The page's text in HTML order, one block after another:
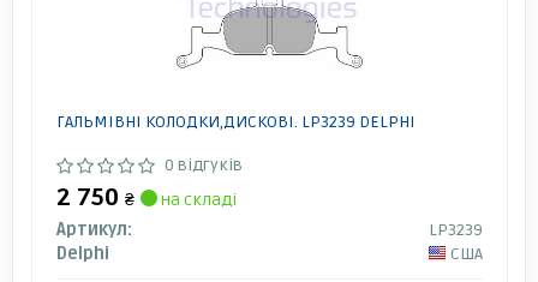
ГАЛЬМІВНІ КОЛОДКИ,ДИСКОВІ. LP3239 DELPHI
0 відгуків
2 750 ₴
на складі
Артикул:
LP3239
Delphi
США